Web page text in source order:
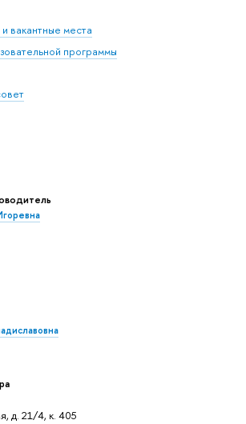
вакантные места
программы
д. 21/4, к. 405